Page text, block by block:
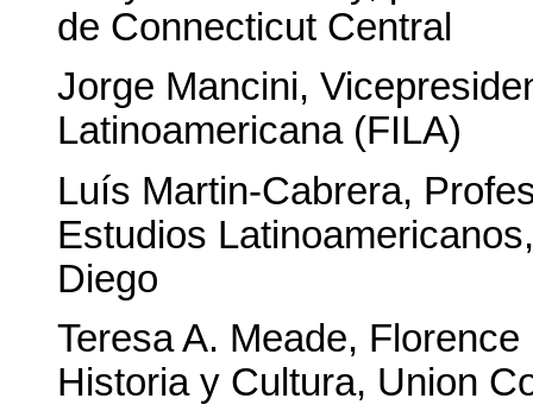
de Connecticut Central
Jorge Mancini,
Latinoamericana (FILA)
Luís Martin-Cabrera,
Estudios
Diego
Teresa A. Meade,
Historia y Cultura, Union